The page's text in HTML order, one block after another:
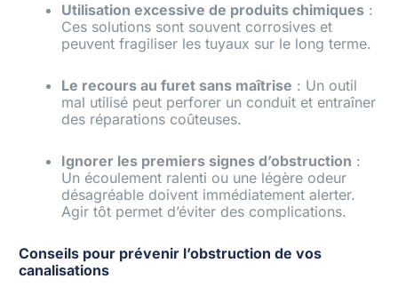
Utilisation excessive de produits chimiques :
Ces solutions sont souvent corrosives et
peuvent fragiliser les tuyaux sur le long terme.
Le recours au furet sans maîtrise : Un outil
mal utilisé peut perforer un conduit et entraîner
des réparations coûteuses.
Ignorer les premiers signes d’obstruction :
Un écoulement ralenti ou une légère odeur
désagréable doivent immédiatement alerter.
Agir tôt permet d’éviter des complications.
Conseils pour prévenir l’obstruction de vos
canalisations